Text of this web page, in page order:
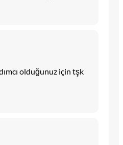
olduğunuz için tşk